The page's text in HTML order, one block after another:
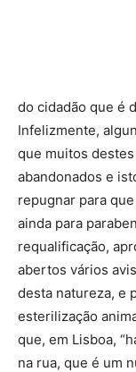
do cidadão que é
Infelizmente,
que muitos
abandonados e
repugnar para
ainda para
requalificação,
abertos vários
desta natureza, e
esterilização
que, em Lisboa,
na rua, que é um